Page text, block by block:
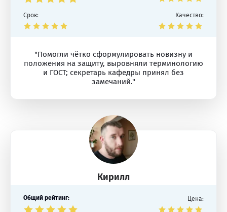
Срок: Качество:
"Помогли чётко сформулировать новизну и
положения на защиту, выровняли терминологию
и ГОСТ; секретарь кафедры принял без
замечаний."
Кирилл
Общий рейтинг: Цена: